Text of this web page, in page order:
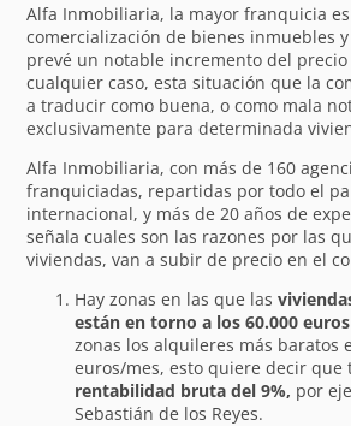
Alfa Inmobiliaria, la mayor franquicia
comercialización de bienes inmuebles
prevé un notable incremento del precio
cualquier caso, esta situación que la
a traducir como buena, o como mala
exclusivamente para determinada
Alfa Inmobiliaria, con más de 160
franquiciadas, repartidas por todo el
internacional, y más de 20 años de
señala cuales son las razones por las
viviendas, van a subir de precio en el
Hay zonas en las que las
están en torno a los 60.000 euros
zonas los alquileres más baratos
euros/mes, esto quiere decir que
rentabilidad bruta del 9%, por
Sebastián de los Reyes.